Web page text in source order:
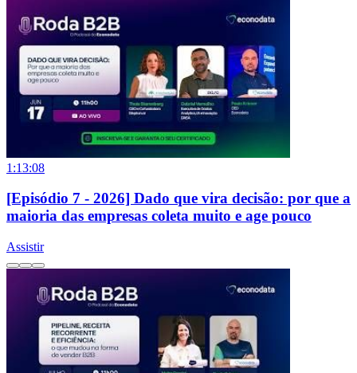
1:13:08
[Episódio 7 - 2026] Dado que vira decisão: por que a
maioria das empresas coleta muito e age pouco
Assistir